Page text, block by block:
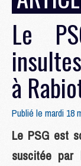
Le
à
Publié le mardi 18
Le PSG est
suscitée